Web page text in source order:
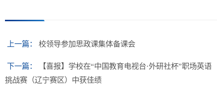
上一篇： 校领导参加思政课集体备课会
下一篇：
【喜报】学校在“中国教育电视台·外研社杯”职场英语
挑战赛（辽宁赛区）中获佳绩